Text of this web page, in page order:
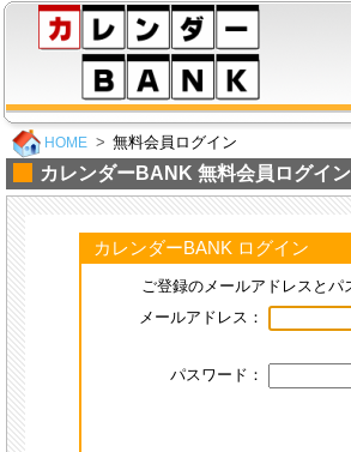
HOME 無料会員ログイン
カレンダーBANK 無料会員ログイン
カレンダーBANK ログイン
ご登録のメールアドレスと
メールアドレス：
パスワード：